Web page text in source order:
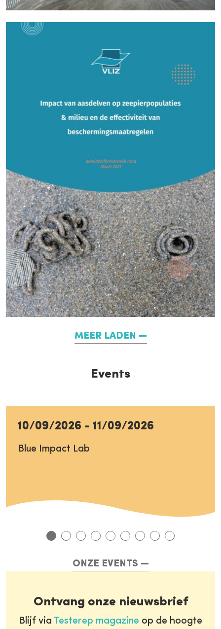
MEER LADEN
Events
10/09/2026 - 11/09/2026
Blue Impact Lab
ONZE EVENTS
Ontvang onze nieuwsbrief
Blijf via Testerep magazine op de hoogte